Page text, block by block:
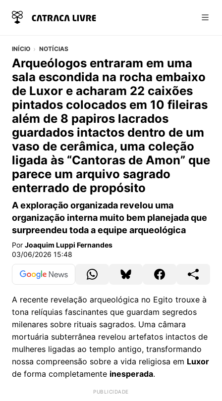
INÍCIO NOTÍCIAS
Arqueólogos entraram em uma
sala escondida na rocha embaixo
de Luxor e acharam 22 caixões
pintados colocados em 10 fileiras
além de 8 papiros lacrados
guardados intactos dentro de um
vaso de cerâmica, uma coleção
ligada às “Cantoras de Amon” que
parece um arquivo sagrado
enterrado de propósito
A exploração organizada revelou uma
organização interna muito bem planejada que
surpreendeu toda a equipe arqueológica
Por Joaquim Luppi Fernandes
03/06/2026 15:48
A recente revelação arqueológica no Egito trouxe à
tona relíquias fascinantes que guardam segredos
milenares sobre rituais sagrados. Uma câmara
mortuária subterrânea revelou artefatos intactos de
mulheres ligadas ao templo antigo, transformando
nossa compreensão sobre a vida religiosa em Luxor
de forma completamente inesperada.